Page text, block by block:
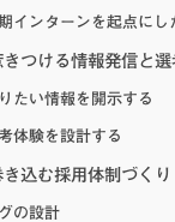
インターンを起点にし
つける情報発信と
たい情報を開示する
体験を設計する
込む採用体制づくり
の設計